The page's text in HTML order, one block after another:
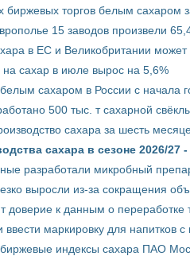
биржевых торгов белым сахаром
15 заводов произвели
в ЕС и Великобритании
сахар в июле вырос на 5,6%
сахаром в России с начала
500 тыс. т сахарной
сахара за шесть
сахара в сезоне 2026/
разработали микробный
выросли из-за сокращения
доверие к данным о переработке
маркировку для напитков
индексы сахара ПАО